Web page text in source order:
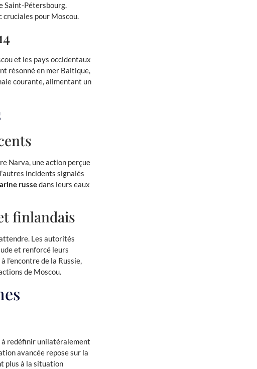
Saint-Pétersbourg.
pour Moscou.
et les pays occidentaux
résonné en mer Baltique,
courante, alimentant un
Narva, une action perçue
incidents signalés
russedans leurs eaux
finlandais
Les autorités
et renforcé leurs
l’encontre de la Russie,
de Moscou.
à redéfinir unilatéralement
avancée repose sur la
plus à la situation